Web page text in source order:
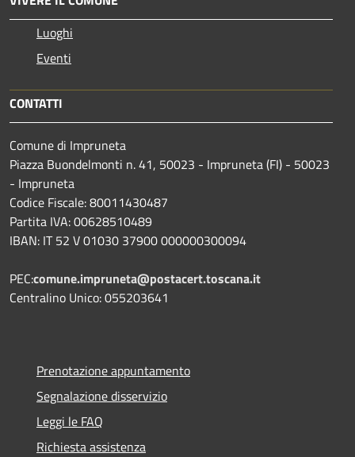
Luoghi
Eventi
CONTATTI
Comune di Impruneta
Piazza Buondelmonti n. 41, 50023 - Impruneta (FI) - 50023
- Impruneta
Codice Fiscale: 80011430487
Partita IVA: 00628510489
IBAN: IT 52 V 01030 37900 000000300094
PEC:comune.impruneta@postacert.toscana.it
Centralino Unico: 055203641
Prenotazione appuntamento
Segnalazione disservizio
Leggi le FAQ
Richiesta assistenza